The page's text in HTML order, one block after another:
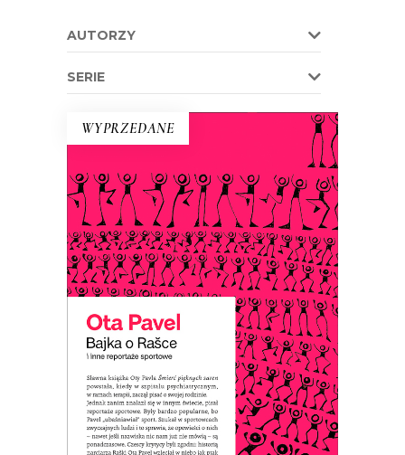
AUTORZY
SERIE
WYPRZEDANE
BAJKA O RAŠCE
Ota Pavel pisał reportaże sportowe,
które były popularne, bo ich autor
„ubaśniawiał” sport. Dzięki temu te
opowieści o sportowcach – nawet jeśli
ich nazwiska nic nam już nie mówią – są
ponadczasowe.